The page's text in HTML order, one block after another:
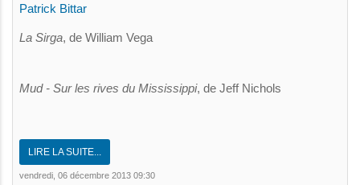
Patrick Bittar
La Sirga, de William Vega
Mud - Sur les rives du Mississippi, de Jeff Nichols
LIRE LA SUITE...
vendredi, 06 décembre 2013 09:30